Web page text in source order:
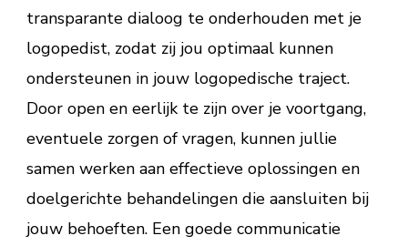
transparante dialoog te onderhouden met je
logopedist, zodat zij jou optimaal kunnen
ondersteunen in jouw logopedische traject.
Door open en eerlijk te zijn over je voortgang,
eventuele zorgen of vragen, kunnen jullie
samen werken aan effectieve oplossingen en
doelgerichte behandelingen die aansluiten bij
jouw behoeften. Een goede communicatie